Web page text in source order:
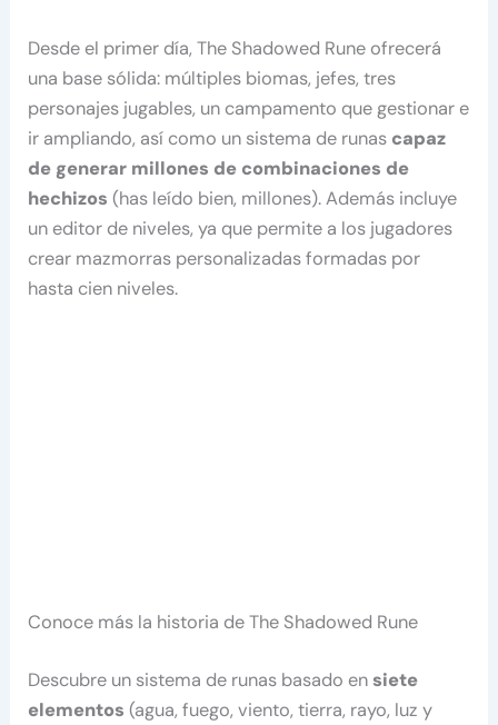
Desde el primer día, The Shadowed Rune ofrecerá
una base sólida: múltiples biomas, jefes, tres
personajes jugables, un campamento que gestionar e
ir ampliando, así como un sistema de runas capaz
de generar millones de combinaciones de
hechizos (has leído bien, millones). Además incluye
un editor de niveles, ya que permite a los jugadores
crear mazmorras personalizadas formadas por
hasta cien niveles.
Conoce más la historia de The Shadowed Rune
Descubre un sistema de runas basado ensiete
elementos (agua, fuego, viento, tierra, rayo, luz y